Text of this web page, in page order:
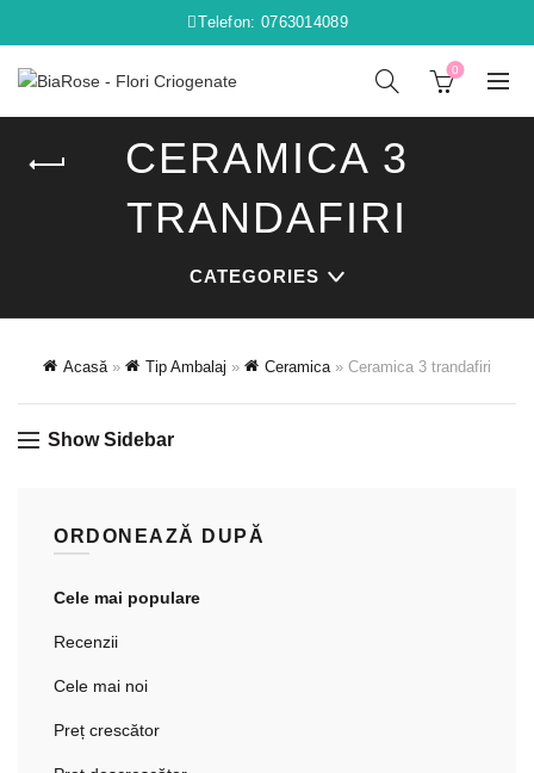
Telefon: 0763014089
0
CERAMICA 3
TRANDAFIRI
CATEGORIES
Acasă» Tip Ambalaj » Ceramica» Ceramica 3 trandafiri
Show Sidebar
ORDONEAZĂ DUPĂ
Cele mai populare
Recenzii
Cele mai noi
Preț crescător